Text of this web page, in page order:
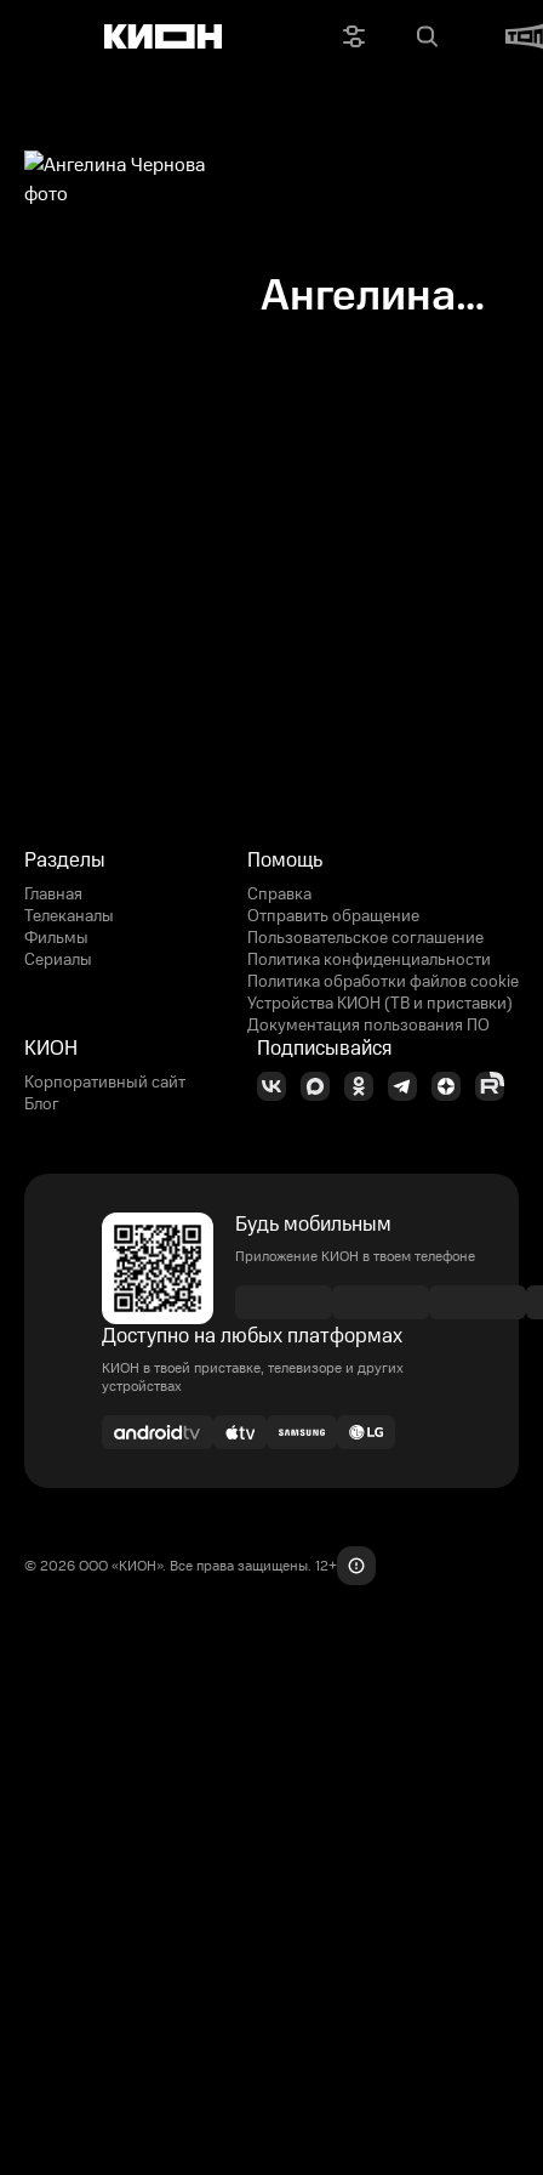
Ангелина
Разделы
Главная
Телеканалы
Фильмы
Сериалы
Помощь
Справка
Отправить обращение
Пользовательское соглашение
Политика конфиденциальности
Политика обработки файлов cookie
Устройства КИОН (ТВ и приставки)
Документация пользования ПО
КИОН
Корпоративный сайт
Блог
Подписывайся
Будь мобильным
Приложение КИОН в твоем телефоне
Доступно на любых платформах
КИОН в твоей приставке, телевизоре и других
устройствах
© 2026 ООО «КИОН». Все права защищены. 12+